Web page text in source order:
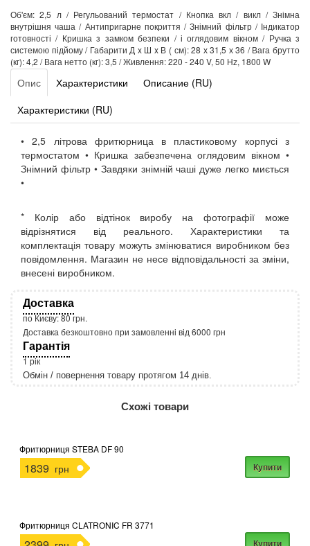
Об'єм: 2,5 л / Регульований термостат / Кнопка вкл / викл / Знімна
внутрішня чаша / Антипригарне покриття / Знімний фільтр / Індикатор
готовності / Кришка з замком безпеки / і оглядовим вікном / Ручка з
системою підйому / Габарити Д x Ш x В ( см): 28 х 31,5 х 36 / Вага брутто
(кг): 4,2 / Вага нетто (кг): 3,5 / Живлення: 220 - 240 V, 50 Hz, 1800 W
Опис Характеристики
Описание (RU)
Характеристики (RU)
• 2,5 літрова фритюрница в пластиковому корпусі з
термостатом • Кришка забезпечена оглядовим вікном •
Знімний фільтр • Завдяки знімній чаші дуже легко миється
•
* Колір або відтінок виробу на фотографії може
відрізнятися від реального. Характеристики та
комплектація товару можуть змінюватися виробником без
повідомлення. Магазин не несе відповідальності за зміни,
внесені виробником.
Доставка
по Києву: 80 грн.
Доставка безкоштовно при замовленні від 6000 грн
Гарантія
1 рік
Обмін / повернення товару протягом 14 днів.
Схожі товари
Фритюрниця STEBA DF 90
1839 грн Купити
Фритюрниця CLATRONIC FR 3771
Купити